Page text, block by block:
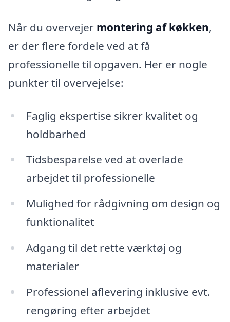
Når du overvejer montering af køkken,
er der flere fordele ved at få
professionelle til opgaven. Her er nogle
punkter til overvejelse:
Faglig ekspertise sikrer kvalitet og
holdbarhed
Tidsbesparelse ved at overlade
arbejdet til professionelle
Mulighed for rådgivning om design og
funktionalitet
Adgang til det rette værktøj og
materialer
Professionel aflevering inklusive evt.
rengøring efter arbejdet